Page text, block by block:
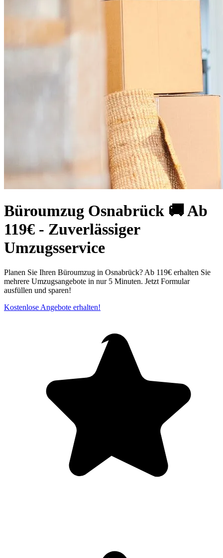
Büroumzug Osnabrück⁠ 🚚 Ab
119€ - Zuverlässiger
Umzugsservice
Planen Sie Ihren Büroumzug in Osnabrück⁠? Ab 119€ erhalten Sie
mehrere Umzugsangebote in nur 5 Minuten. Jetzt Formular
ausfüllen und sparen!
Kostenlose Angebote erhalten!